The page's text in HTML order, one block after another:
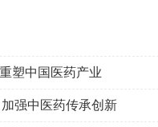
塑中国医药产业
强中医药传承创新